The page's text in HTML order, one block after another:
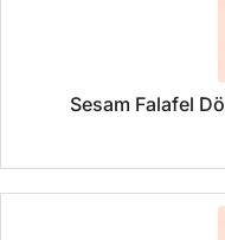
Sesam Falafel